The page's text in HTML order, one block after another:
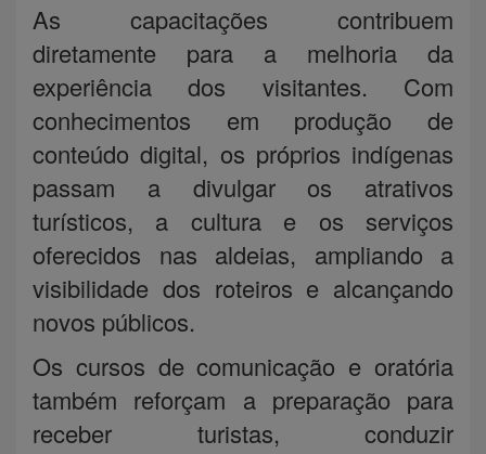
As capacitações contribuem
diretamente para a melhoria da
experiência dos visitantes. Com
conhecimentos em produção de
conteúdo digital, os próprios indígenas
passam a divulgar os atrativos
turísticos, a cultura e os serviços
oferecidos nas aldeias, ampliando a
visibilidade dos roteiros e alcançando
novos públicos.
Os cursos de comunicação e oratória
também reforçam a preparação para
receber turistas, conduzir